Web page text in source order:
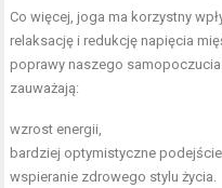
Co więcej, joga ma korzystny
relaksację i redukcję napięcia
poprawy naszego
zauważają:
wzrost energii,
bardziej optymistyczne podejście
wspieranie zdrowego stylu życia.